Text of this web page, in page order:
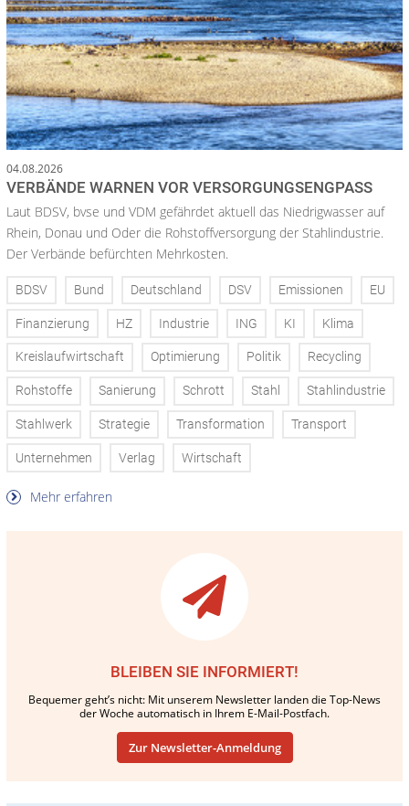
04.08.2026
VERBÄNDE WARNEN VOR VERSORGUNGSENGPASS
Laut BDSV, bvse und VDM gefährdet aktuell das Niedrigwasser auf
Rhein, Donau und Oder die Rohstoffversorgung der Stahlindustrie.
Der Verbände befürchten Mehrkosten.
BDSV Bund Deutschland DSV Emissionen EU
Finanzierung HZ Industrie ING KI Klima
Kreislaufwirtschaft Optimierung Politik Recycling
Rohstoffe Sanierung Schrott Stahl Stahlindustrie
Stahlwerk Strategie Transformation Transport
Unternehmen Verlag Wirtschaft
Mehr erfahren
BLEIBEN SIE INFORMIERT!
Bequemer geht’s nicht: Mit unserem Newsletter landen die Top-News
der Woche automatisch in Ihrem E-Mail-Postfach.
Zur Newsletter-Anmeldung